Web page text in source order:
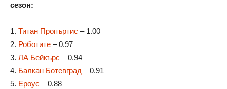
сезон:
1. Титан Пропъртис – 1.00
2. Роботите – 0.97
3. ЛА Бейкърс – 0.94
4. Балкан Ботевград – 0.91
5. Ероус – 0.88